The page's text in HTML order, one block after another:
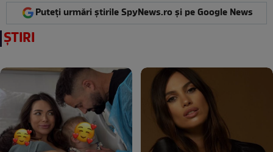
Puteți urmări știrile SpyNews.ro și pe Google News
ȘTIRI